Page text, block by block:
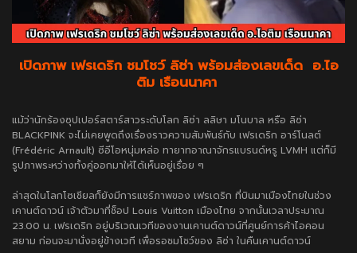
เปิดภาพ เฟรเดริก ชมโชว์ ลิซ่า พร้อมส่องเลขเด็ด อ.ไอ
ติม เรือนนาคา
แม้ว่านักร้องซุปเปอร์สตาร์สาวระดับโลก ลิซ่า ลลิษา มโนบาล หรือ ลิซ่า
BLACKPINK จะไม่เคยพูดถึงเรื่องราวความสัมพันธ์กับ เฟรเดริก อาร์โนลต์
(Frédéric Arnault) ซีอีโอหนุ่มหล่อ ทายาทอาณาจักรแบรนด์หรู LVMH แต่ก็มี
รูปภาพระหว่างทั้งคู่ออกมาให้ได้เห็นอยู่เรื่อย ๆ
ล่าสุดในโลกโซเชียลก็ยังมีการแชร์ภาพของ เฟรเดริก ที่บินมาเมืองไทยในช่วง
เคานต์ดาวน์ เจ้าตัวมาที่ช็อป Louis Vuitton เมืองไทย จากนั้นเวลาประมาณ
23.00 น. เฟรเดริก อยู่บริเวณเวทีของงานเคานต์ดาวน์ที่ศูนย์การค้าไอคอน
สยาม ก่อนจะมานั่งอยู่ข้างเวที เพื่อรอชมโชว์ของ ลิซ่า ในคืนเคานต์ดาวน์